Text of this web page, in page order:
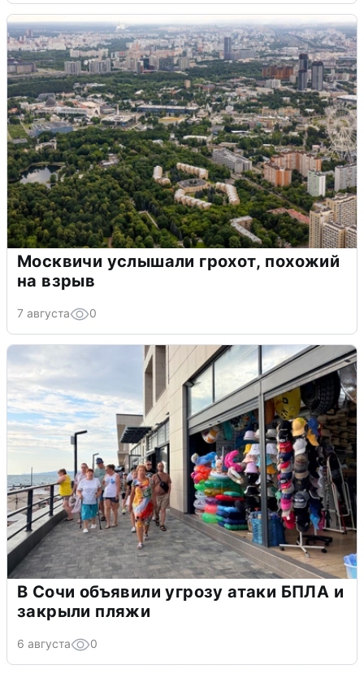
Москвичи услышали грохот, похожий
на взрыв
7 августа 0
В Сочи объявили угрозу атаки БПЛА и
закрыли пляжи
6 августа 0